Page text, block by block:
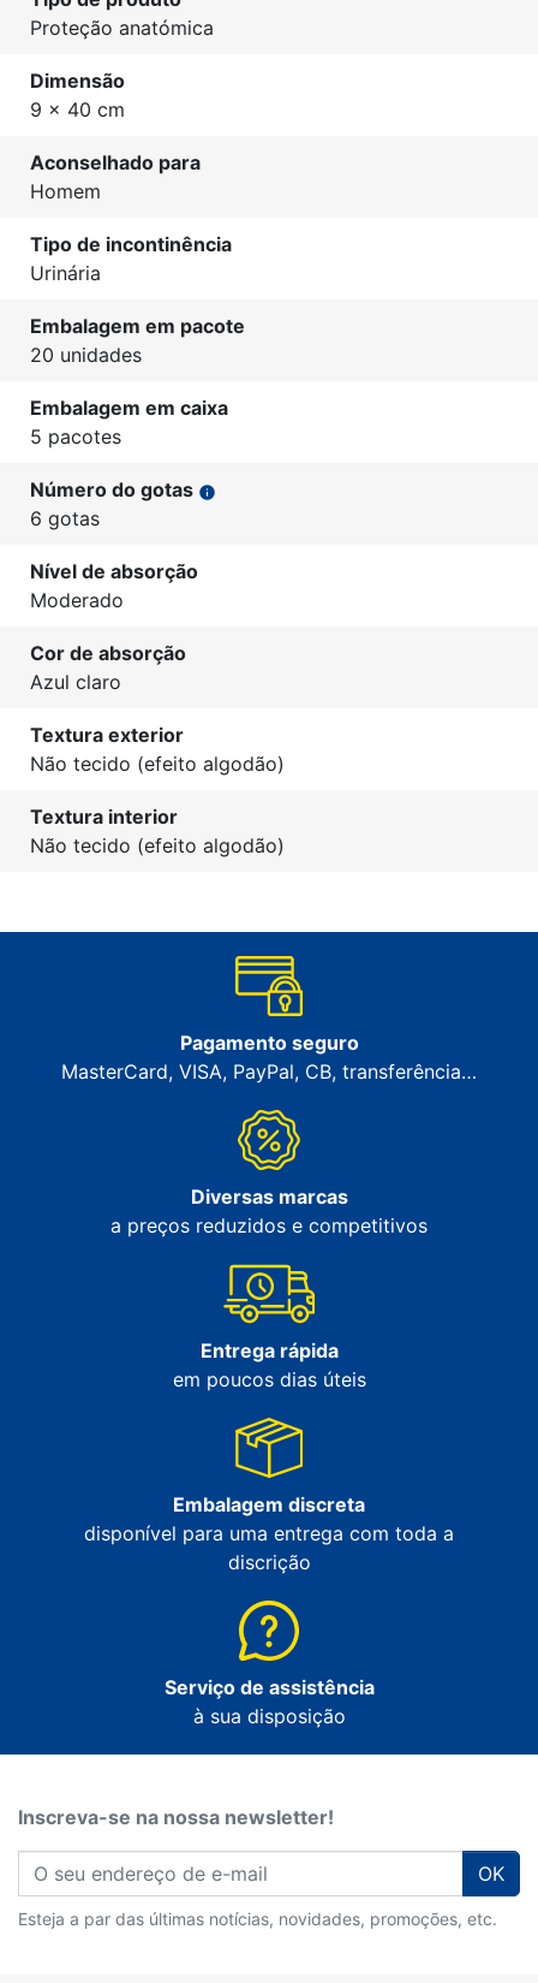
Proteção anatómica
Dimensão
9 x 40 cm
Aconselhado para
Homem
Tipo de incontinência
Urinária
Embalagem em pacote
20 unidades
Embalagem em caixa
5 pacotes
Número do gotas info
6 gotas
Nível de absorção
Moderado
Cor de absorção
Azul claro
Textura exterior
Não tecido (efeito algodão)
Textura interior
Não tecido (efeito algodão)
Pagamento seguro
MasterCard, VISA, PayPal, CB, transferência…
Diversas marcas
a preços reduzidos e competitivos
Entrega rápida
em poucos dias úteis
Embalagem discreta
disponível para uma entrega com toda a
discrição
Serviço de assistência
à sua disposição
Inscreva-se na nossa newsletter!
OK
Esteja a par das últimas notícias, novidades, promoções, etc.